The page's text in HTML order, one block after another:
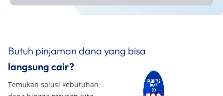
Butuh pinjaman dana yang bisa
langsung cair?
Temukan solusi kebutuhan